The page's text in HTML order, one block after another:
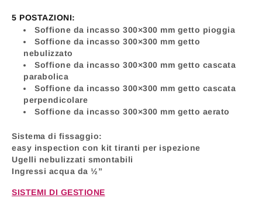
5 POSTAZIONI:
Soffione da incasso 300×300 mm getto pioggia
Soffione da incasso 300×300 mm getto
nebulizzato
Soffione da incasso 300×300 mm getto cascata
parabolica
Soffione da incasso 300×300 mm getto cascata
perpendicolare
Soffione da incasso 300×300 mm getto aerato
Sistema di fissaggio:
easy inspection con kit tiranti per ispezione
Ugelli nebulizzati smontabili
Ingressi acqua da ½”
SISTEMI DI GESTIONE